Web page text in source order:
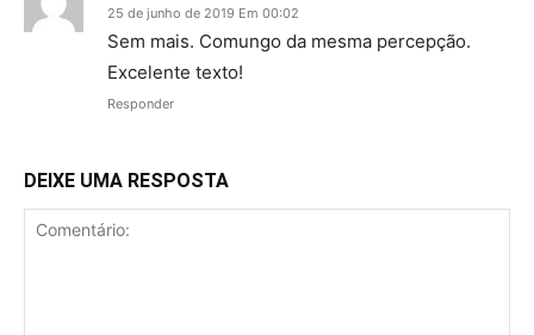
25 de junho de 2019 Em 00:02
Sem mais. Comungo da mesma percepção.
Excelente texto!
Responder
DEIXE UMA RESPOSTA